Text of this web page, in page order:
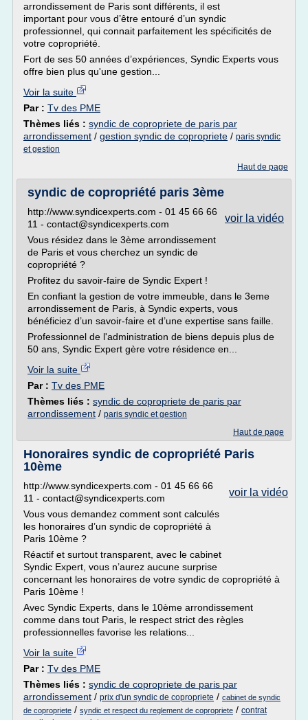
arrondissement de Paris sont différents, il est
important pour vous d’être entouré d’un syndic
professionnel, qui connait parfaitement les spécificités de
votre copropriété.
Fort de ses 50 années d’expériences, Syndic Experts vous
offre bien plus qu'une gestion...
Voir la suite
Par : Tv des PME
Thèmes liés : syndic de copropriete de paris par
arrondissement / gestion syndic de copropriete / paris syndic
et gestion
Haut de page
syndic de copropriété paris 3ème
voir la vidéo
http://www.syndicexperts.com - 01 45 66 66
11 - contact@syndicexperts.com
Vous résidez dans le 3ème arrondissement
de Paris et vous cherchez un syndic de
copropriété ?
Profitez du savoir-faire de Syndic Expert !
En confiant la gestion de votre immeuble, dans le 3eme
arrondissement de Paris, à Syndic experts, vous
bénéficiez d’un savoir-faire et d’une expertise sans faille.
Professionnel de l'administration de biens depuis plus de
50 ans, Syndic Expert gère votre résidence en...
Voir la suite
Par : Tv des PME
Thèmes liés : syndic de copropriete de paris par
arrondissement / paris syndic et gestion
Haut de page
Honoraires syndic de copropriété Paris
10ème
voir la vidéo
http://www.syndicexperts.com - 01 45 66 66
11 - contact@syndicexperts.com
Vous vous demandez comment sont calculés
les honoraires d’un syndic de copropriété à
Paris 10ème ?
Réactif et surtout transparent, avec le cabinet
Syndic Expert, vous n’aurez aucune surprise
concernant les honoraires de votre syndic de copropriété à
Paris 10ème !
Avec Syndic Experts, dans le 10ème arrondissement
comme dans tout Paris, le respect strict des règles
professionnelles favorise les relations...
Voir la suite
Par : Tv des PME
Thèmes liés : syndic de copropriete de paris par
arrondissement / prix d'un syndic de copropriete / cabinet de syndic
de copropriete / syndic et respect du reglement de copropriete / contrat